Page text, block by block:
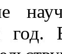
год.